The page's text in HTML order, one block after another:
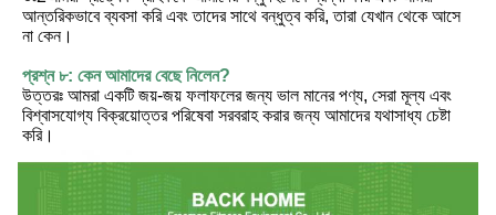
আন্তরিকভাবে ব্যবসা করি এবং তাদের সাথে বন্ধুত্ব করি, তারা যেখান থেকে আসে
না কেন।
প্রশ্ন ৮: কেন আমাদের বেছে নিলেন?
উত্তরঃ আমরা একটি জয়-জয় ফলাফলের জন্য ভাল মানের পণ্য, সেরা মূল্য এবং
বিশ্বাসযোগ্য বিক্রয়োত্তর পরিষেবা সরবরাহ করার জন্য আমাদের যথাসাধ্য চেষ্টা
করি।